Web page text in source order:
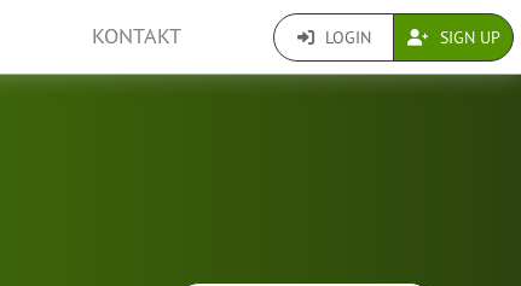
KONTAKT LOGIN SIGN UP